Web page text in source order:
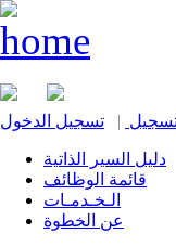
| تسجيل الدخول
دليل السير الذاتية
قائمة الوظائف
الـخـدمـات
عن الخطوة